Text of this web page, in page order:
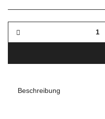
Beschreibung